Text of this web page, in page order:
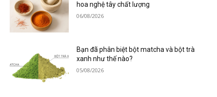
hoa nghệ tây chất lượng
06/08/2026
Bạn đã phân biệt bột matcha và bột trà
xanh như thế nào?
05/08/2026